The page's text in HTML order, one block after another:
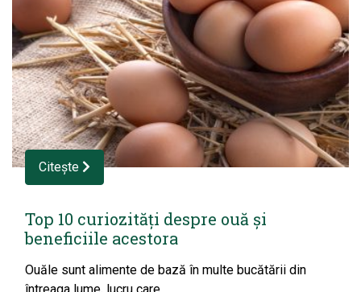
Citește
Top 10 curiozități despre ouă și
beneficiile acestora
Ouăle sunt alimente de bază în multe bucătării din